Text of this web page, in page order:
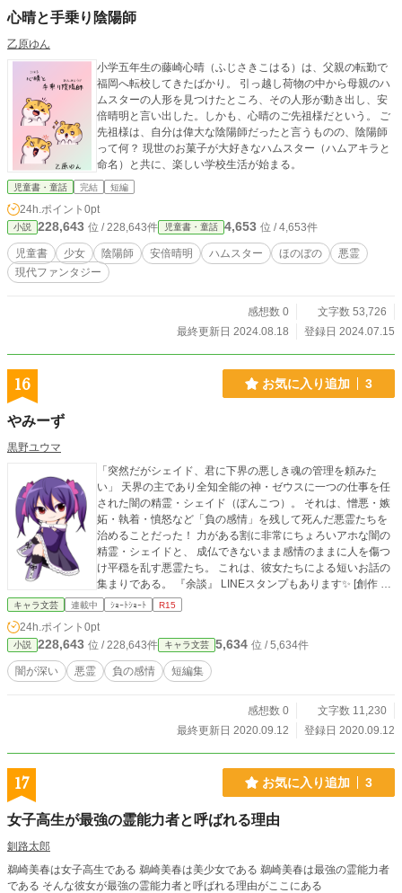
心晴と手乗り陰陽師
乙原ゆん
小学五年生の藤崎心晴（ふじさきこはる）は、父親の転勤で
福岡へ転校してきたばかり。 引っ越し荷物の中から母親のハ
ムスターの人形を見つけたところ、その人形が動き出し、安
倍晴明と言い出した。しかも、心晴のご先祖様だという。 ご
先祖様は、自分は偉大な陰陽師だったと言うものの、陰陽師
って何？ 現世のお菓子が大好きなハムスター（ハムアキラと
命名）と共に、楽しい学校生活が始まる。
児童書・童話 完結 短編
24h.ポイント 0pt
小説 228,643 位 / 228,643件 児童書・童話 4,653 位 / 4,653件
児童書 少女 陰陽師 安倍晴明 ハムスター ほのぼの
悪霊
現代ファンタジー
感想数 0
文字数 53,726
最終更新日 2024.08.18
登録日 2024.07.15
16 お気に入り追加 3
やみーず
黒野ユウマ
「突然だがシェイド、君に下界の悪しき魂の管理を頼みた
い」 天界の主であり全知全能の神・ゼウスに一つの仕事を任
された闇の精霊・シェイド（ぽんこつ）。 それは、憎悪・嫉
妬・執着・憤怒など「負の感情」を残して死んだ悪霊たちを
治めることだった！ 力がある割に非常にちょろいアホな闇の
精霊・シェイドと、 成仏できないまま感情のままに人を傷つ
け平穏を乱す悪霊たち。 これは、彼女たちによる短いお話の
集まりである。 『余談』 LINEスタンプもあります✨ [創作 や
みーず] で検索！
キャラ文芸 連載中 ｼｮｰﾄｼｮｰﾄ R15
24h.ポイント 0pt
小説 228,643 位 / 228,643件 キャラ文芸 5,634 位 / 5,634件
闇が深い 悪霊 負の感情 短編集
感想数 0
文字数 11,230
最終更新日 2020.09.12
登録日 2020.09.12
17 お気に入り追加 3
女子高生が最強の霊能力者と呼ばれる理由
釧路太郎
鵜崎美春は女子高生である 鵜崎美春は美少女である 鵜崎美春は最強の霊能力者
である そんな彼女が最強の霊能力者と呼ばれる理由がここにある